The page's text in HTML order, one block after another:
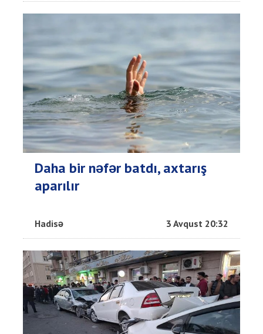
Daha bir nəfər batdı, axtarış
aparılır
Hadisə 3 Avqust 20:32